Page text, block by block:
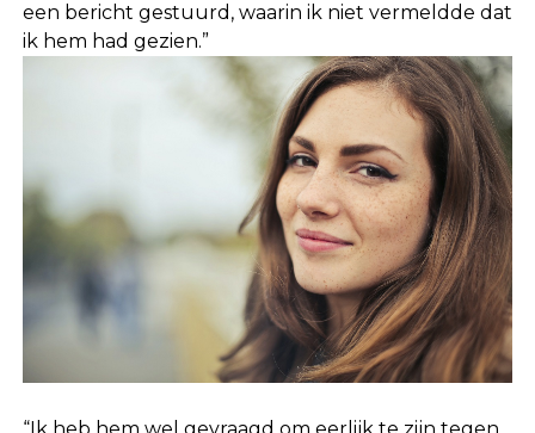
een bericht gestuurd, waarin ik niet vermeldde dat
ik hem had gezien.”